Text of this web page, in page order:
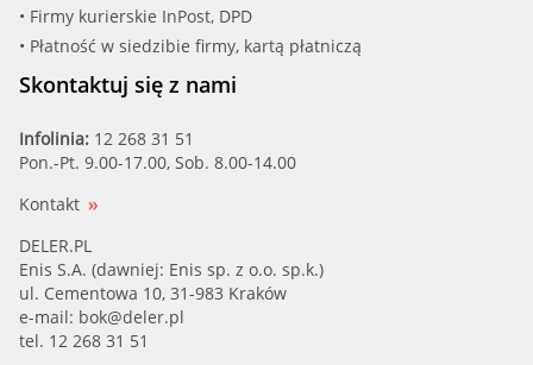
• Firmy kurierskie InPost, DPD
• Płatność w siedzibie firmy, kartą płatniczą
Skontaktuj się z nami
Infolinia: 12 268 31 51
Pon.-Pt. 9.00-17.00, Sob. 8.00-14.00
Kontakt
DELER.PL
Enis S.A. (dawniej: Enis sp. z o.o. sp.k.)
ul. Cementowa 10, 31-983 Kraków
e-mail: bok@deler.pl
tel. 12 268 31 51